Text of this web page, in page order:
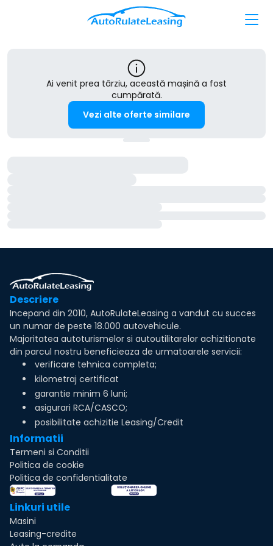
Ai venit prea târziu, această mașină a fost
cumpărată.
Vezi alte oferte similare
Descriere
Incepand din 2010, AutoRulateLeasing a vandut cu succes
un numar de peste 18.000 autovehicule.
Majoritatea autoturismelor si autoutilitarelor achizitionate
din parcul nostru beneficieaza de urmatoarele servicii:
verificare tehnica completa;
kilometraj certificat
garantie minim 6 luni;
asigurari RCA/CASCO;
posibilitate achizitie Leasing/Credit
Informatii
Termeni si Conditii
Politica de cookie
Politica de confidentialitate
Linkuri utile
Masini
Leasing-credite